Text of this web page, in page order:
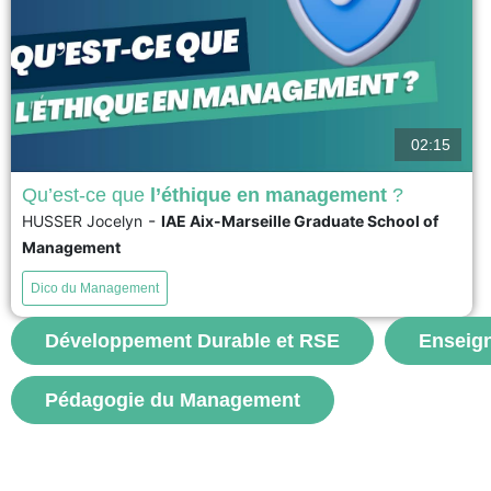
L’Ethique en management apparaît de façon évidente
lorsque les règles, les lois et les codes de déontologie
ne suffisent plus pour discerner et prendre la bonne
décision dans des situations complexes, voire
dilemmes. Elle se pose comme une processus cognitif et
émotionnel pour apporter une réponse adaptée et mise
en...
02:15
Qu’est-ce que l’éthique en management ?
HUSSER Jocelyn - IAE Aix-Marseille Graduate School of
Management
Dico du Management
Développement Durable et RSE
Pédagogie du Management